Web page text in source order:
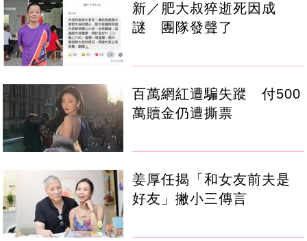
新／肥大叔猝逝死因成
謎 團隊發聲了
百萬網紅遭騙失蹤 付500
萬贖金仍遭撕票
姜厚任揭「和女友前夫是
好友」撇小三傳言